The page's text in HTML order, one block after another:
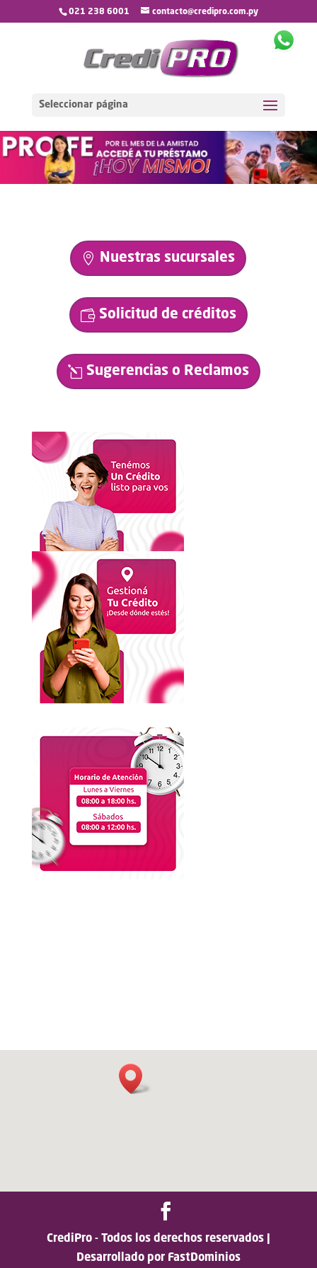
021 238 6001 contacto@credipro.com.py
Seleccionar página
Nuestras sucursales
Solicitud de créditos
Sugerencias o Reclamos
CrediPro - Todos los derechos reservados |
Desarrollado por FastDominios